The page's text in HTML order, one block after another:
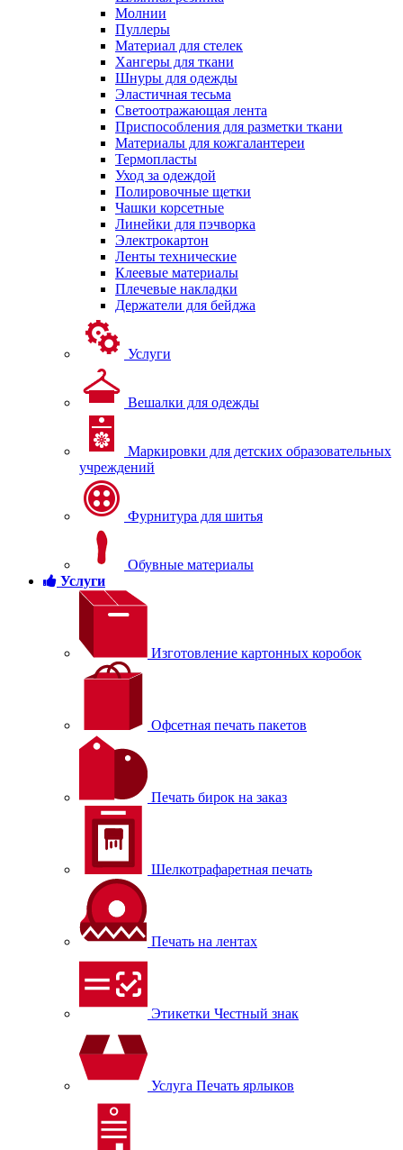
Молнии
Пуллеры
Материал для стелек
Хангеры для ткани
Шнуры для одежды
Эластичная тесьма
Светоотражающая лента
Приспособления для разметки ткани
Материалы для кожгалантереи
Термопласты
Уход за одеждой
Полировочные щетки
Чашки корсетные
Линейки для пэчворка
Электрокартон
Ленты технические
Клеевые материалы
Плечевые накладки
Держатели для бейджа
Услуги
Вешалки для одежды
Маркировки для детских образовательных
учреждений
Фурнитура для шитья
Обувные материалы
Услуги
Изготовление картонных коробок
Офсетная печать пакетов
Печать бирок на заказ
Шелкотрафаретная печать
Печать на лентах
Этикетки Честный знак
Услуга Печать ярлыков